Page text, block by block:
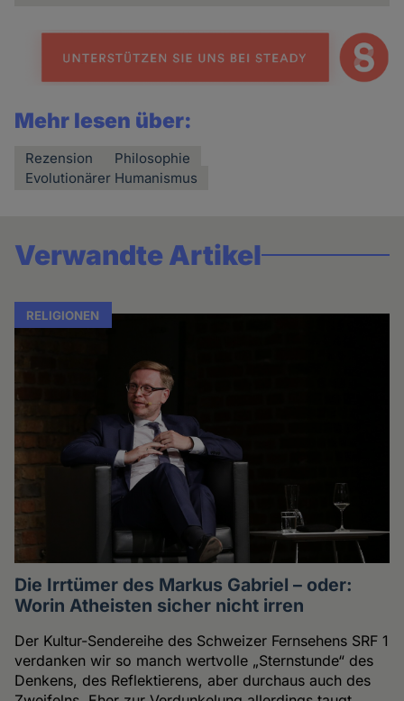
Mehr lesen über:
Rezension
Philosophie
Evolutionärer Humanismus
Verwandte Artikel
RELIGIONEN
Die Irrtümer des Markus Gabriel – oder:
Worin Atheisten sicher nicht irren
Der Kultur-Sendereihe des Schweizer Fernsehens SRF 1
verdanken wir so manch wertvolle „Sternstunde“ des
Denkens, des Reflektierens, aber durchaus auch des